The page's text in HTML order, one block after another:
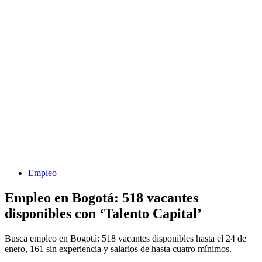
Empleo
Empleo en Bogotá: 518 vacantes
disponibles con ‘Talento Capital’
Busca empleo en Bogotá: 518 vacantes disponibles hasta el 24 de
enero, 161 sin experiencia y salarios de hasta cuatro mínimos.